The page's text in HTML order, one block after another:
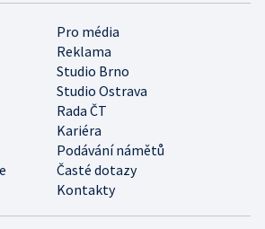
Pro média
Reklama
Studio Brno
Studio Ostrava
Rada ČT
Kariéra
Podávání námětů
Časté dotazy
Kontakty